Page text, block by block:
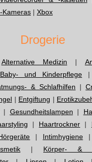
Kameras | Xbox
Drogerie
Alternative Medizin |
Baby- und Kinderpflege |
& Schlafhilfen |
| Entgiftung |
Gesundheitslampen |
| Haartrockner |
| Intimhygiene|
| Körper- &